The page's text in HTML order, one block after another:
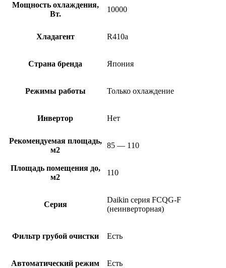
Мощность охлаждения,
Вт.
10000
Хладагент R410a
Страна бренда Япония
Режимы работы Только охлаждение
Инвертор Нет
Рекомендуемая площадь,
м2
85 — 110
Площадь помещения до,
м2
110
Серия
Daikin серия FCQG-F
(неинверторная)
Фильтр грубой очистки Есть
Автоматический режим Есть